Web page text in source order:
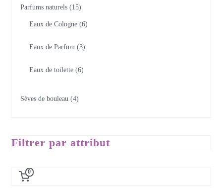
Parfums naturels 15
Eaux de Cologne 6
Eaux de Parfum 3
Eaux de toilette 6
Sèves de bouleau 4
Filtrer par attribut
0